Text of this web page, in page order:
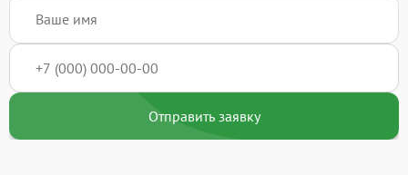
Отправить заявку